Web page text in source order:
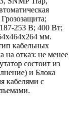
253 В; 400 Вт;
мм.
кабельных
на отказ: не менее
состоит из
и Блока
кабелями с